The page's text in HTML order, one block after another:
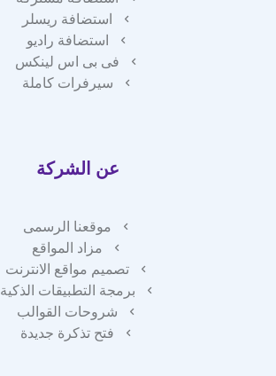
استضافة ريسلر
استضافة راديو
فى بى اس لينكس
سيرفرات كاملة
عن الشركة
موقعنا الرسمى
مزاد المواقع
تصميم مواقع الانترنت
برمجة التطبيقات الذكية
شروحات القوالب
فتح تذكرة جديدة